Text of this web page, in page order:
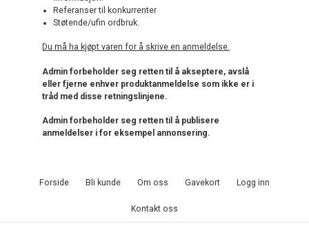
Referanser til konkurrenter
Støtende/ufin ordbruk.
Du må ha kjøpt varen for å skrive en anmeldelse.
Admin forbeholder seg retten til å akseptere, avslå
eller fjerne enhver produktanmeldelse som ikke er i
tråd med disse retningslinjene.
Admin forbeholder seg retten til å publisere
anmeldelser i for eksempel annonsering.
Forside Bli kunde Om oss Gavekort Logg inn
Kontakt oss